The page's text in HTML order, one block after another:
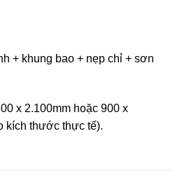
+ khung bao + nẹp chỉ + sơn
x 2.100mm hoặc 900 x
kích thước thực tế).